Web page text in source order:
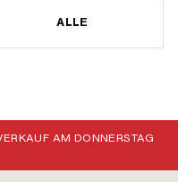
ALLE
AM DONNERSTAG